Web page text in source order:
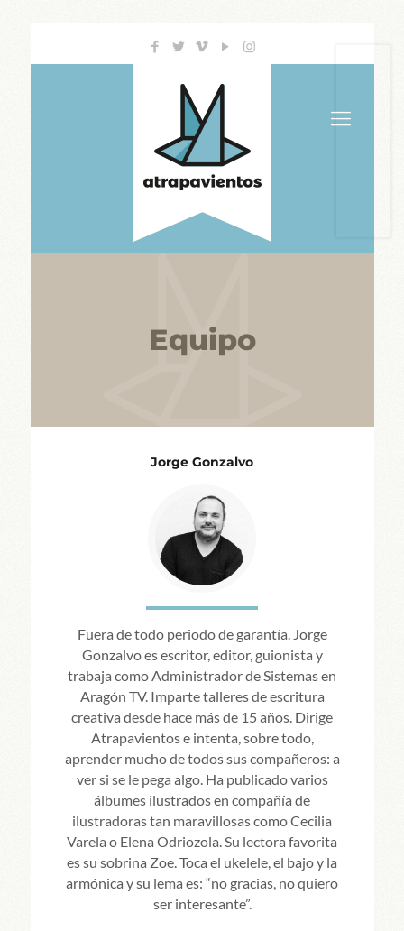
Equipo
Jorge Gonzalvo
Fuera de todo periodo de garantía. Jorge
Gonzalvo es escritor, editor, guionista y
trabaja como Administrador de Sistemas en
Aragón TV. Imparte talleres de escritura
creativa desde hace más de 15 años. Dirige
Atrapavientos e intenta, sobre todo,
aprender mucho de todos sus compañeros: a
ver si se le pega algo. Ha publicado varios
álbumes ilustrados en compañía de
ilustradoras tan maravillosas como Cecilia
Varela o Elena Odriozola. Su lectora favorita
es su sobrina Zoe. Toca el ukelele, el bajo y la
armónica y su lema es: “no gracias, no quiero
ser interesante”.